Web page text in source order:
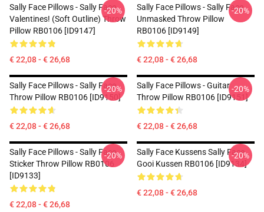
Sally Face Pillows - Sally Face
Valentines! (Soft Outline) Throw
Pillow RB0106 [ID9147]
€ 22,08 - € 26,68
-20%
Sally Face Pillows - Sally Face
Unmasked Throw Pillow
RB0106 [ID9149]
€ 22,08 - € 26,68
-20%
Sally Face Pillows - Sally Face
Throw Pillow RB0106 [ID9150]
€ 22,08 - € 26,68
-20%
Sally Face Pillows - Guitar
Throw Pillow RB0106 [ID9151]
€ 22,08 - € 26,68
-20%
Sally Face Pillows - Sally Face
Sticker Throw Pillow RB0106
[ID9133]
€ 22,08 - € 26,68
-20%
Sally Face Kussens Sally Face
Gooi Kussen RB0106 [ID9134]
€ 22,08 - € 26,68
-20%